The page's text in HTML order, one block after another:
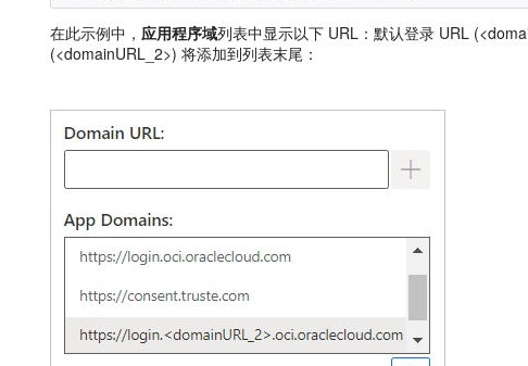
在此示例中，应用程序域列表中显示以下 URL：默认登录 URL
(<domainURL_2>) 将添加到列表末尾：